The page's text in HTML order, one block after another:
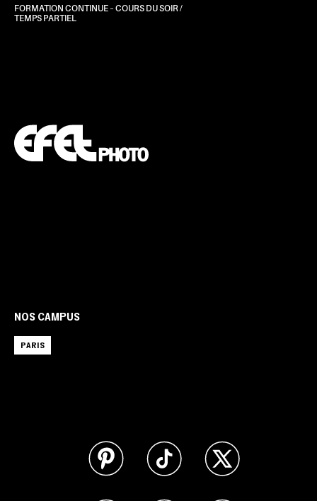
FORMATION CONTINUE – COURS DU SOIR /
TEMPS PARTIEL
NOS CAMPUS
PARIS